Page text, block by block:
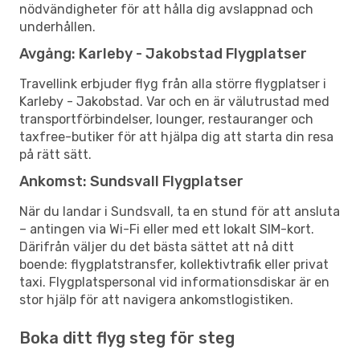
nödvändigheter för att hålla dig avslappnad och
underhållen.
Avgång: Karleby - Jakobstad Flygplatser
Travellink erbjuder flyg från alla större flygplatser i
Karleby - Jakobstad. Var och en är välutrustad med
transportförbindelser, lounger, restauranger och
taxfree-butiker för att hjälpa dig att starta din resa
på rätt sätt.
Ankomst: Sundsvall Flygplatser
När du landar i Sundsvall, ta en stund för att ansluta
– antingen via Wi-Fi eller med ett lokalt SIM-kort.
Därifrån väljer du det bästa sättet att nå ditt
boende: flygplatstransfer, kollektivtrafik eller privat
taxi. Flygplatspersonal vid informationsdiskar är en
stor hjälp för att navigera ankomstlogistiken.
Boka ditt flyg steg för steg